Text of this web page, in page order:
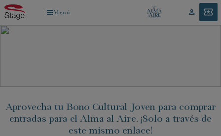
Pasar
al
contenido
Menú
Mi
cuenta
Aprovecha tu Bono Cultural Joven para comprar
entradas para el Alma al Aire. ¡Solo a través de
este mismo enlace!